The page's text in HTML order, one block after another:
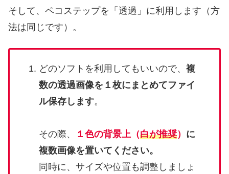
そして、ペコステップを「透過」に利用します（方
法は同じです）。
どのソフトを利用してもいいので、 複
数の透過画像を１枚にまとめてファイ
ル保存します。
その際、 １色の背景上（白が推奨） に
複数画像を置いてください。
同時に、サイズや位置も調整しましょ